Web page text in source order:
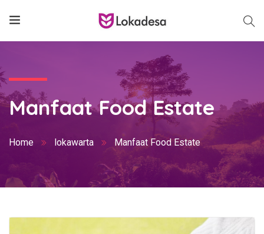
Manfaat Food Estate
Home lokawarta Manfaat Food Estate